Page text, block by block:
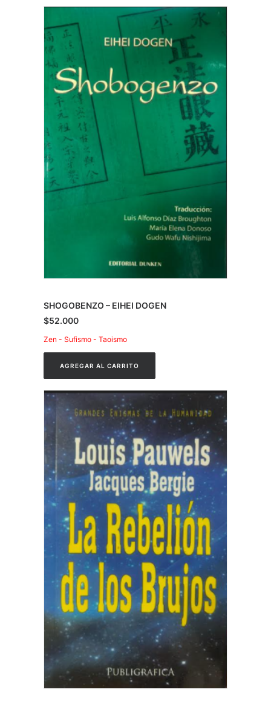
SHOGOBENZO – EIHEI DOGEN
$52.000
Zen - Sufismo - Taoismo
AGREGAR AL CARRITO